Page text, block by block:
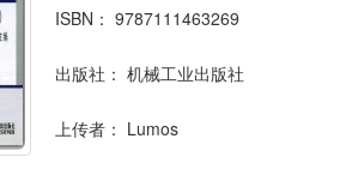
ISBN： 9787111463269
出版社： 机械工业出版社
上传者： Lumos